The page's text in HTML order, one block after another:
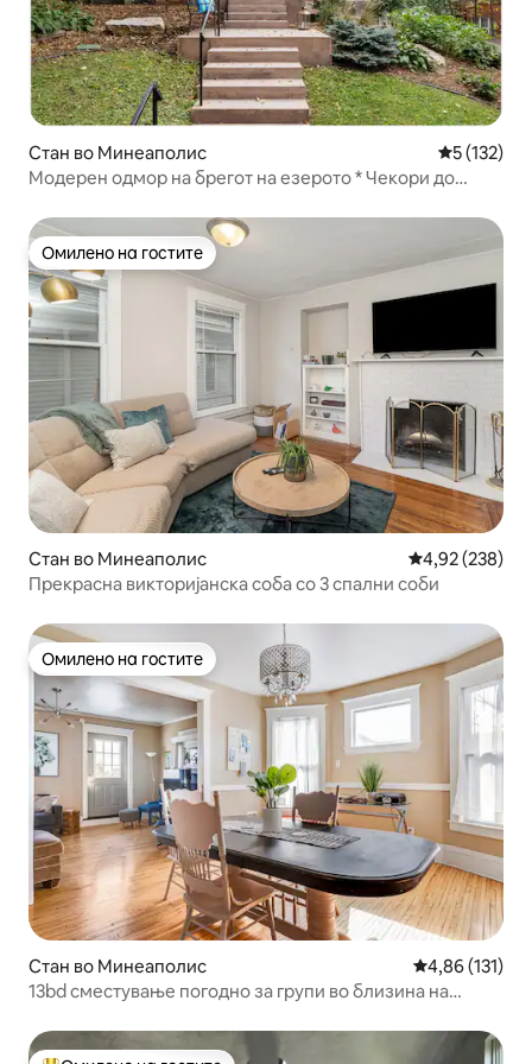
Стан во Минеаполис Просечна
5 (132)
Модерен одмор на брегот на езерото * Чекори до
Омилено на гостите
Омилено на гостите
Стан во Минеаполис Просечна
4,92 (238)
Прекрасна викторијанска соба со 3 спални соби
Омилено на гостите
Омилено на гостите
Стан во Минеаполис Просечна
4,86 (131)
13bd сместување погодно за групи во близина на